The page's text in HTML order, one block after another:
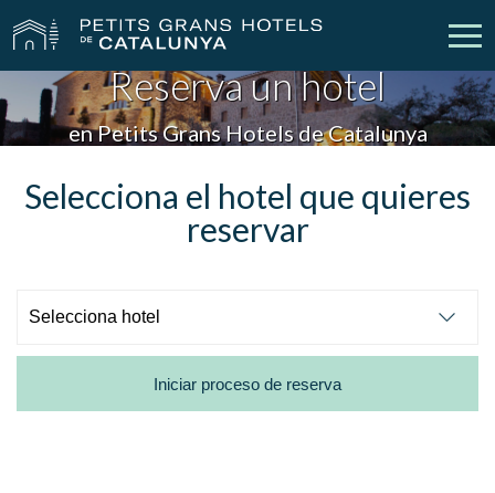
Nuestros Hoteles Escapadas
Bodas Empresas
Cheques Regalo Descubre Catalunya
Reserva un hotel
en Petits Grans Hotels de Catalunya
Selecciona el hotel que quieres
reservar
Iniciar proceso de reserva